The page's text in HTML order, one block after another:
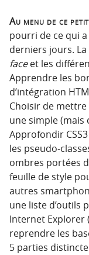
Au menu de ce
pourri de ce qui
derniers jours.
faceet les
Apprendre les
d’intégration
Choisir de mettre
une simple (mais
Approfondir
les pseudo-
ombres portées
feuille de style
autres
une liste d’outils
Internet Explorer
reprendre les
5 parties